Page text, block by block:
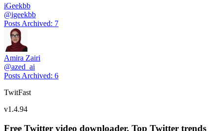
iGeekbb
@igeekbb
Posts Archived: 7
Amira Zairi
@azed_ai
Posts Archived: 6
TwitFast
v1.4.94
Free Twitter video downloader. Top Twitter trends